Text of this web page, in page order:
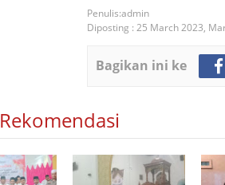
admin
Diposting : 25 March 2023,
Bagikan ini ke
Rekomendasi